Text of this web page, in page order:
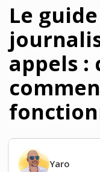
Le
appels :
Yaro